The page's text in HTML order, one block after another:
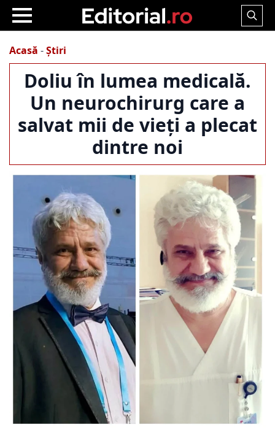
Search
Acasă -Știri
Doliu în lumea medicală.
Un neurochirurg care a
salvat mii de vieți a plecat
dintre noi